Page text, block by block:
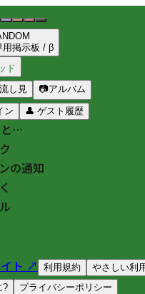
用掲示板 / β
ド
流し見 📷アルバム
ン 👤 ゲスト履歴
と…
の通知
ト ↗ 利用規約 やさしい利
?
プライバシーポリシー